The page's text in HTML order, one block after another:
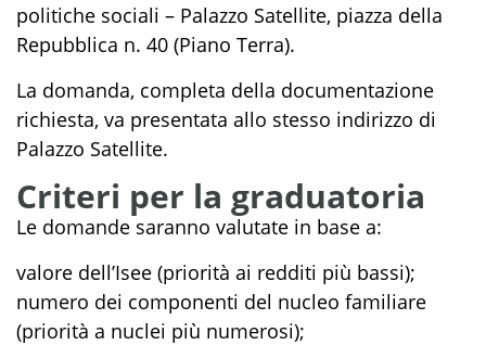
politiche sociali – Palazzo Satellite, piazza della
Repubblica n. 40 (Piano Terra).
La domanda, completa della documentazione
richiesta, va presentata allo stesso indirizzo di
Palazzo Satellite.
Criteri per la graduatoria
Le domande saranno valutate in base a:
valore dell’Isee (priorità ai redditi più bassi);
numero dei componenti del nucleo familiare
(priorità a nuclei più numerosi);